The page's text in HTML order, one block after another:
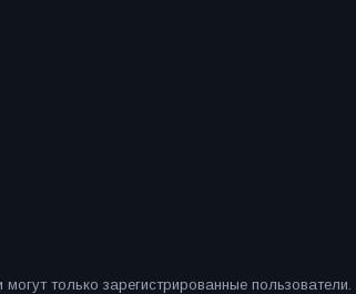
только зарегистрированные пользователи.